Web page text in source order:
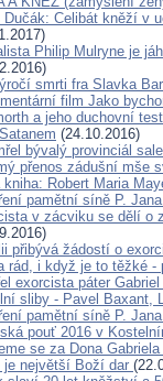
Dučák: Celibát kněží v
Philip Mulryne je
smrti fra Slavka
film Jako
a jeho duchovní
(24.10.2016)
bývalý provinciál
přenos zádušní mše
kniha: Robert Maria
pamětní síně P.
v zácviku se dělí o
přibývá žádostí o
rád, i když je to těžké -
exorcista páter Gabriel
sliby - Pavel Baxant,
pamětní síně P.
pouť 2016 v
se za Dona
je největší Boží dar